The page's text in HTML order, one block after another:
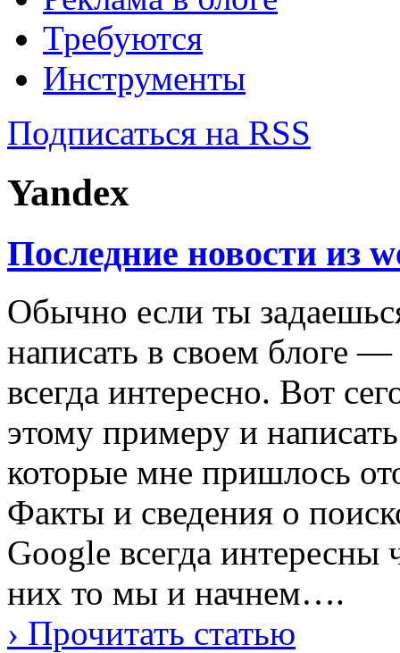
Требуются
Инструменты
Подписаться на RSS
Yandex
Последние новости из
Обычно если ты
написать в своем блоге
всегда интересно. Вот
этому примеру и
которые мне пришлось
Факты и сведения о
Google всегда интересны
них то мы и начнем….
› Прочитать статью